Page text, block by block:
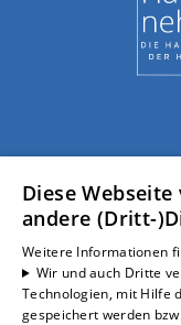
Diese
andere (Dritt-
Weitere Informationen
Wir und auch Dritte
Technologien, mit Hilfe
gespeichert werden